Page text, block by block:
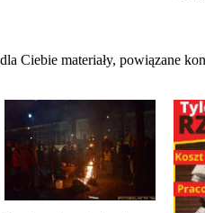
Ciebie materiały, powiązane